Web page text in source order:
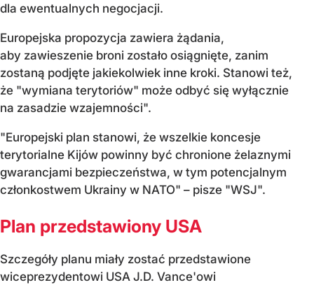
dla ewentualnych negocjacji.
Europejska propozycja zawiera żądania,
aby zawieszenie broni zostało osiągnięte, zanim
zostaną podjęte jakiekolwiek inne kroki. Stanowi też,
że "wymiana terytoriów" może odbyć się wyłącznie
na zasadzie wzajemności".
"Europejski plan stanowi, że wszelkie koncesje
terytorialne Kijów powinny być chronione żelaznymi
gwarancjami bezpieczeństwa, w tym potencjalnym
członkostwem Ukrainy w NATO" – pisze "WSJ".
Plan przedstawiony USA
Szczegóły planu miały zostać przedstawione
wiceprezydentowi USA J.D. Vance'owi